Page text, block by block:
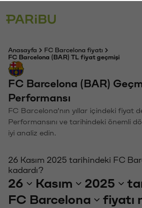
Anasayfa
FC Barcelona fiyatı
FC Barcelona (BAR) TL fiyat geçmişi
FC Barcelona (BAR)
Performansı
FC Barcelona'nın yıllar içindeki fiyat
Performansını ve tarihindeki önemli
iyi analiz edin.
26 Kasım 2025 tarihindeki FC
kadardı?
26 Kasım 2025
FC Barcelona
fiyatı